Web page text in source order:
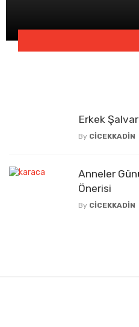
Erkek
By CICEKKADIN
Anneler
Önerisi
By CICEKKADIN